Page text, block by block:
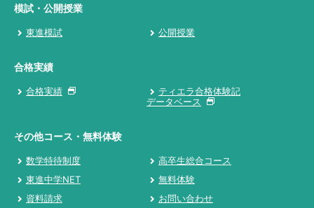
模試・公開授業
東進模試 公開授業
合格実績
合格実績
ティエラ合格体験記
データベース
その他コース・無料体験
数学特待制度
高卒生総合コース
東進中学NET
無料体験
資料請求
お問い合わせ